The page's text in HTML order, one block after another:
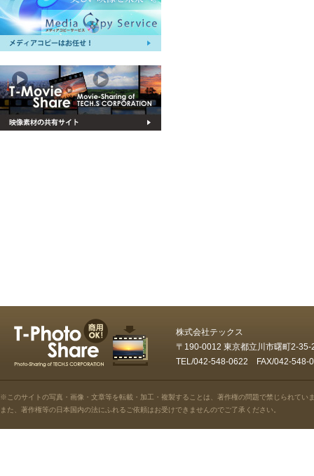
株式会社テックス
〒190-0012 東京都立川市曙町2-
TEL/042-548-0622 FAX/042-548-
※このサイトの写真・画像・文章等を転載・加工・複製することは、著作権の問題で禁じられてい
また、著作権等の日本国内の法にふれるご依頼はお受けできませんのでご了承ください。